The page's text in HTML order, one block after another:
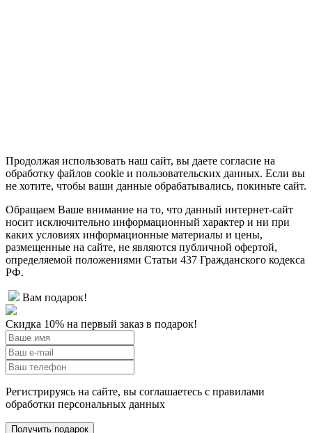
Продолжая использовать наш сайт, вы даете согласие на
обработку файлов cookie и пользовательских данных. Если вы
не хотите, чтобы ваши данные обрабатывались, покиньте сайт.
Обращаем Ваше внимание на то, что данный интернет-сайт
носит исключительно информационный характер и ни при
каких условиях информационные материалы и цены,
размещенные на сайте, не являются публичной офертой,
определяемой положениями Статьи 437 Гражданского кодекса
РФ.
Вам подарок!
Скидка 10% на первый заказ в подарок!
Регистрируясь на сайте, вы соглашаетесь с правилами
обработки персональных данных